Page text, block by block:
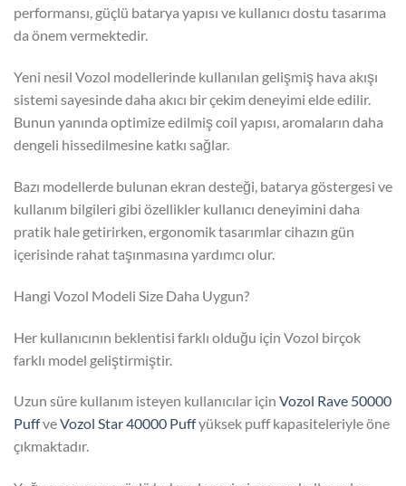
performansı, güçlü batarya yapısı ve kullanıcı dostu tasarıma
da önem vermektedir.
Yeni nesil Vozol modellerinde kullanılan gelişmiş hava akışı
sistemi sayesinde daha akıcı bir çekim deneyimi elde edilir.
Bunun yanında optimize edilmiş coil yapısı, aromaların daha
dengeli hissedilmesine katkı sağlar.
Bazı modellerde bulunan ekran desteği, batarya göstergesi ve
kullanım bilgileri gibi özellikler kullanıcı deneyimini daha
pratik hale getirirken, ergonomik tasarımlar cihazın gün
içerisinde rahat taşınmasına yardımcı olur.
Hangi Vozol Modeli Size Daha Uygun?
Her kullanıcının beklentisi farklı olduğu için Vozol birçok
farklı model geliştirmiştir.
Uzun süre kullanım isteyen kullanıcılar için Vozol Rave 50000
PuffveVozol Star 40000 Puffyüksek puff kapasiteleriyle öne
çıkmaktadır.